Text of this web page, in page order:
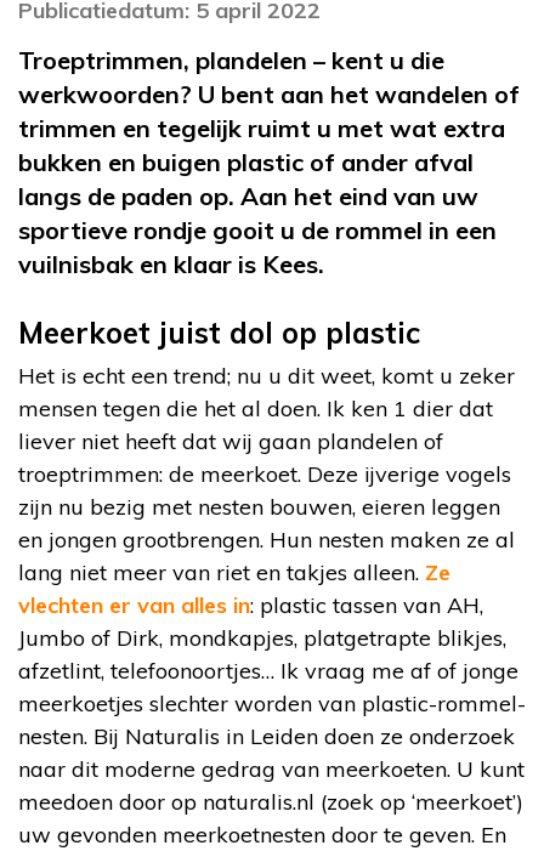
Publicatiedatum: 5 april 2022
Troeptrimmen, plandelen – kent u die
werkwoorden? U bent aan het wandelen of
trimmen en tegelijk ruimt u met wat extra
bukken en buigen plastic of ander afval
langs de paden op. Aan het eind van uw
sportieve rondje gooit u de rommel in een
vuilnisbak en klaar is Kees.
Meerkoet juist dol op plastic
Het is echt een trend; nu u dit weet, komt u zeker
mensen tegen die het al doen. Ik ken 1 dier dat
liever niet heeft dat wij gaan plandelen of
troeptrimmen: de meerkoet. Deze ijverige vogels
zijn nu bezig met nesten bouwen, eieren leggen
en jongen grootbrengen. Hun nesten maken ze al
lang niet meer van riet en takjes alleen. Ze
vlechten er van alles in: plastic tassen van AH,
Jumbo of Dirk, mondkapjes, platgetrapte blikjes,
afzetlint, telefoonoortjes… Ik vraag me af of jonge
meerkoetjes slechter worden van plastic-rommel-
nesten. Bij Naturalis in Leiden doen ze onderzoek
naar dit moderne gedrag van meerkoeten. U kunt
meedoen door op naturalis.nl (zoek op ‘meerkoet’)
uw gevonden meerkoetnesten door te geven. En